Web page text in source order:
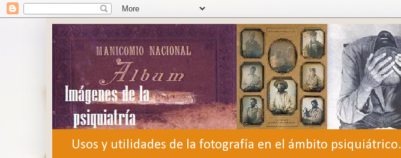
Usos y utilidades de la fotografía en el ámbito psiquiátrico.